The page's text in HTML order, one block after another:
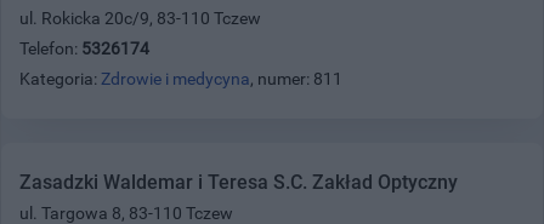
ul. Rokicka 20c/9, 83-110 Tczew
Telefon: 5326174
Kategoria: Zdrowie i medycyna, numer: 811
Zasadzki Waldemar i Teresa S.C. Zakład Optyczny
ul. Targowa 8, 83-110 Tczew